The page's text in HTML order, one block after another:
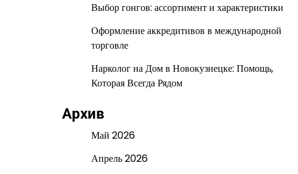
Выбор гонгов: ассортимент и характеристики
Оформление аккредитивов в международной
торговле
Нарколог на Дом в Новокузнецке: Помощь,
Которая Всегда Рядом
Архив
Май 2026
Апрель 2026